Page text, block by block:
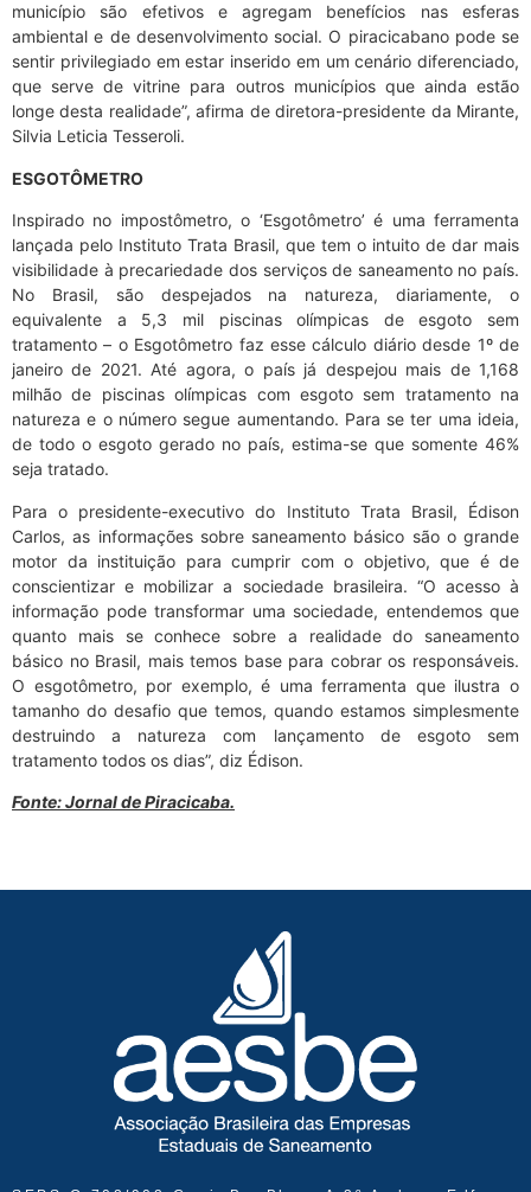
município são efetivos e agregam benefícios nas esferas
ambiental e de desenvolvimento social. O piracicabano pode se
sentir privilegiado em estar inserido em um cenário diferenciado,
que serve de vitrine para outros municípios que ainda estão
longe desta realidade”, afirma de diretora-presidente da Mirante,
Silvia Leticia Tesseroli.
ESGOTÔMETRO
Inspirado no impostômetro, o ‘Esgotômetro’ é uma ferramenta
lançada pelo Instituto Trata Brasil, que tem o intuito de dar mais
visibilidade à precariedade dos serviços de saneamento no país.
No Brasil, são despejados na natureza, diariamente, o
equivalente a 5,3 mil piscinas olímpicas de esgoto sem
tratamento – o Esgotômetro faz esse cálculo diário desde 1º de
janeiro de 2021. Até agora, o país já despejou mais de 1,168
milhão de piscinas olímpicas com esgoto sem tratamento na
natureza e o número segue aumentando. Para se ter uma ideia,
de todo o esgoto gerado no país, estima-se que somente 46%
seja tratado.
Para o presidente-executivo do Instituto Trata Brasil, Édison
Carlos, as informações sobre saneamento básico são o grande
motor da instituição para cumprir com o objetivo, que é de
conscientizar e mobilizar a sociedade brasileira. “O acesso à
informação pode transformar uma sociedade, entendemos que
quanto mais se conhece sobre a realidade do saneamento
básico no Brasil, mais temos base para cobrar os responsáveis.
O esgotômetro, por exemplo, é uma ferramenta que ilustra o
tamanho do desafio que temos, quando estamos simplesmente
destruindo a natureza com lançamento de esgoto sem
tratamento todos os dias”, diz Édison.
Fonte: Jornal de Piracicaba.